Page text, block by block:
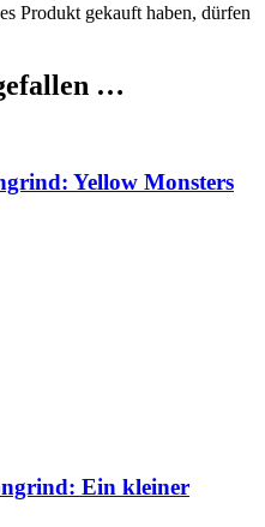
Produkt gekauft haben, dürfen
…
Yellow Monsters
Ein kleiner